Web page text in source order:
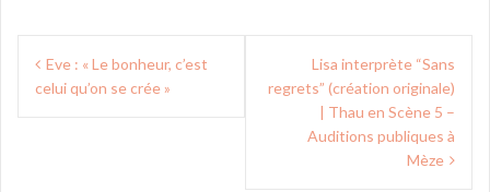
Navigation
deEve : « Le bonheur, c’est
celui qu’on se crée »
Lisa interprète “Sans
regrets” (création originale)
| Thau en Scène 5 –
Auditions publiques à
Mèze